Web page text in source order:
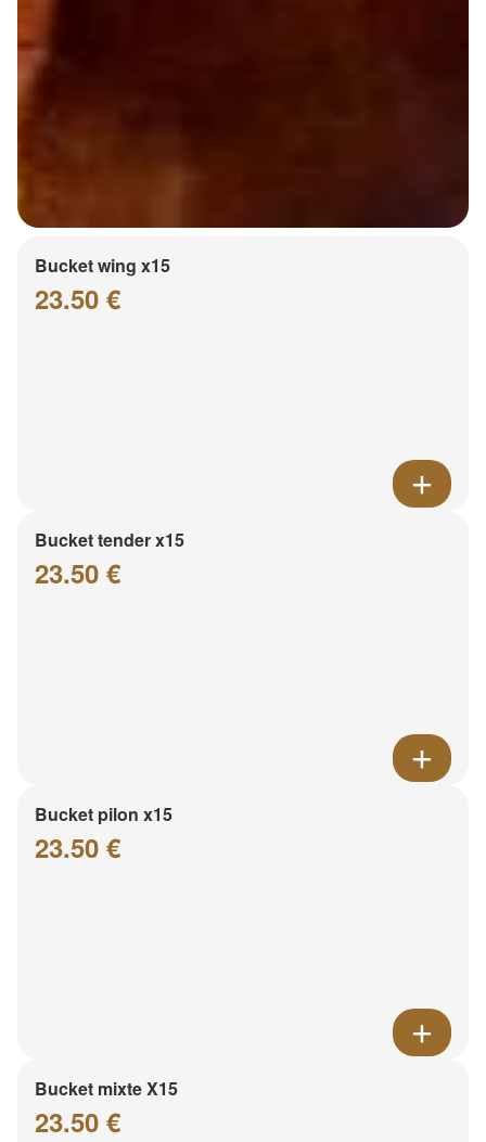
Bucket wing x15
23.50 €
Bucket tender x15
23.50 €
Bucket pilon x15
23.50 €
Bucket mixte X15
23.50 €